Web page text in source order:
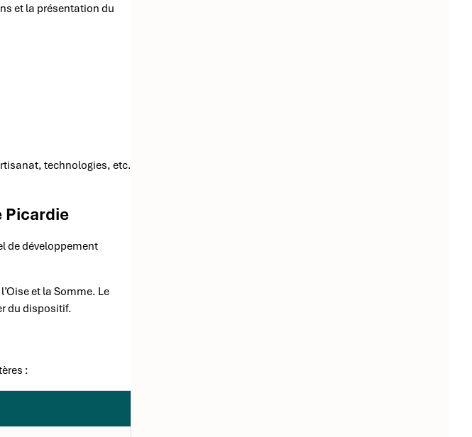
et la présentation du
technologies, etc.
Picardie
de développement
et la Somme. Le
du dispositif.
: